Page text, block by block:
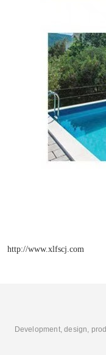
http://www.xlfscj.com
Development, design,